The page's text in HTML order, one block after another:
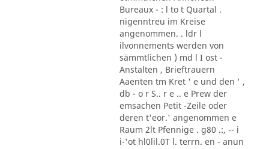
Bureaux - : l to t Quartal .
nigenntreu im Kreise
angenommen. . ldr l
ilvonnements werden von
sämmtlichen ) md l I ost -
Anstalten , Brieftrauern
Aaenten tm Kret ' e und den ' ,
db - o r S.. r e .. e Prew der
emsachen Petit -Zeile oder
deren t'eor.' angenommen e
Raum 2lt Pfennige . g80 .:, -- i
i-'ot hl0lil.0T l. terrn. en - anun